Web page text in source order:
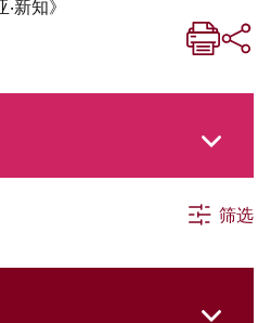
‧新知》
筛选